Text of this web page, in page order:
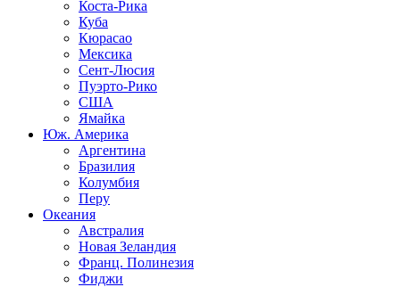
Коста-Рика
Куба
Кюрасао
Мексика
Сент-Люсия
Пуэрто-Рико
США
Ямайка
Юж. Америка
Аргентина
Бразилия
Колумбия
Перу
Океания
Австралия
Новая Зеландия
Франц. Полинезия
Фиджи